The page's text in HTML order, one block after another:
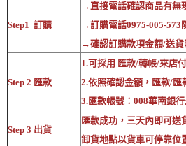
Step1 訂購
→直接電話確認商品有無
→訂購電話0975-005-573
→確認訂購款項金額/送
Step 2 匯款
1.可採用 匯款/轉帳/來店
2.依照確認金額，匯款/匯
3.匯款帳號：008華南銀
Step 3 出貨
匯款成功，三天內即可送
卸貨地點以貨車可停靠位